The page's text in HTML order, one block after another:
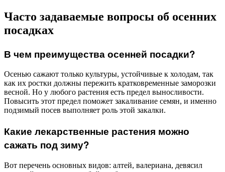
Часто задаваемые вопросы об осенних
посадках
В чем преимущества осенней посадки?
Осенью сажают только культуры, устойчивые к холодам, так
как их ростки должны пережить кратковременные заморозки
весной. Но у любого растения есть предел выносливости.
Повысить этот предел поможет закаливание семян, и именно
подзимый посев выполняет роль этой закалки.
Какие лекарственные растения можно
сажать под зиму?
Вот перечень основных видов: алтей, валериана, девясил